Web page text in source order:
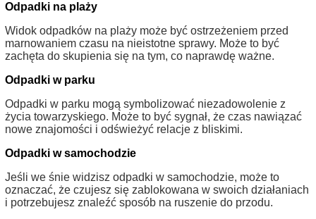
Odpadki na plaży
Widok odpadków na plaży może być ostrzeżeniem przed
marnowaniem czasu na nieistotne sprawy. Może to być
zachęta do skupienia się na tym, co naprawdę ważne.
Odpadki w parku
Odpadki w parku mogą symbolizować niezadowolenie z
życia towarzyskiego. Może to być sygnał, że czas nawiązać
nowe znajomości i odświeżyć relacje z bliskimi.
Odpadki w samochodzie
Jeśli we śnie widzisz odpadki w samochodzie, może to
oznaczać, że czujesz się zablokowana w swoich działaniach
i potrzebujesz znaleźć sposób na ruszenie do przodu.